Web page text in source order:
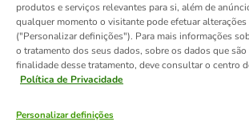
produtos e serviços relevantes para si, além de
qualquer momento o visitante pode efetuar alterações
("Personalizar definições"). Para mais informações
o tratamento dos seus dados, sobre os dados que são
finalidade desse tratamento, deve consultar o centro
Política de Privacidade
Personalizar definições